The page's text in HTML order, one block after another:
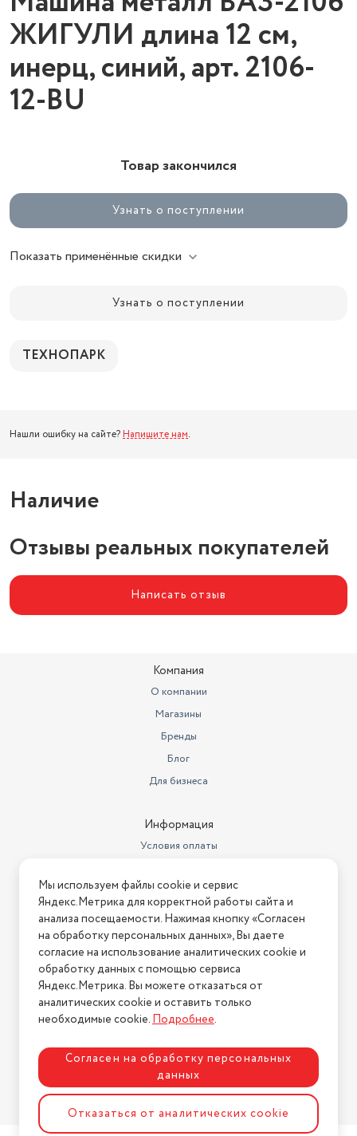
ЖИГУЛИ длина 12 см,
инерц, синий, арт. 2106-
12-BU
Товар закончился
Узнать о поступлении
Показать применённые скидки
Узнать о поступлении
ТЕХНОПАРК
Нашли ошибку на сайте? Напишите нам.
Наличие
Отзывы реальных покупателей
Написать отзыв
Компания
О компании
Магазины
Бренды
Блог
Для бизнеса
Информация
Условия оплаты
Условия возврата
Нашли ошибку на сайте? Напишите нам
2026 © Интернет-магазин "АстМаркет". У нас есть всё!
Политика конфиденциальности
Разработка сайтаASTDESIGN
Мы используем файлы cookie и сервис
Яндекс.Метрика для корректной работы сайта и
анализа посещаемости. Нажимая кнопку «Согласен
на обработку персональных данных», Вы даете
согласие на использование аналитических cookie и
обработку данных с помощью сервиса
Яндекс.Метрика. Вы можете отказаться от
аналитических cookie и оставить только
необходимые cookie.Подробнее.
Согласен на обработку персональных
данных
Отказаться от аналитических cookie